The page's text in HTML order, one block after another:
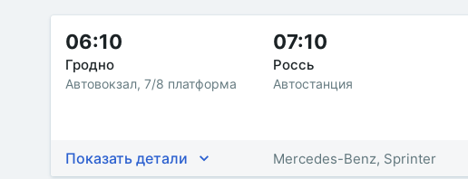
06:10
Гродно
Автовокзал, 7/8 платформа
07:10
Россь
Автостанция
Показать детали Mercedes-Benz, Sprinter